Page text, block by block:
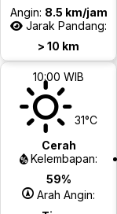
Angin: 8.5 km/jam
Jarak Pandang:
> 10 km
10:00 WIB
31°C
Cerah
Kelembapan:
59%
Arah Angin: